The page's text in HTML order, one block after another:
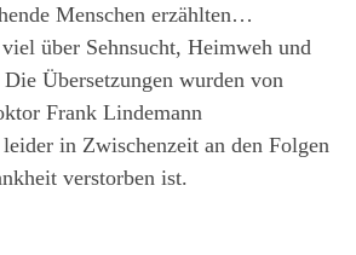
Menschen erzählten…
über Sehnsucht, Heimweh und
Übersetzungen wurden von
Frank Lindemann
in Zwischenzeit an den Folgen
verstorben ist.